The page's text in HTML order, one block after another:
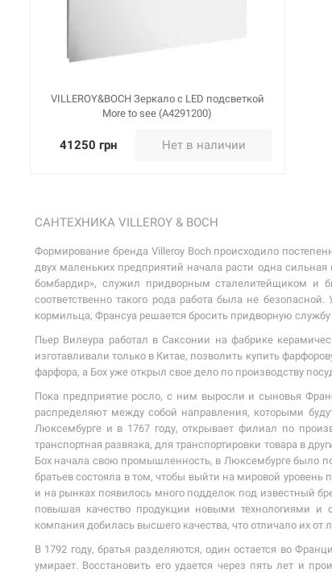
VILLEROY&BOCH Зеркало с LED подсветкой
More to see (A4291200)
41250 грн Нет в наличии
САНТЕХНИКА VILLEROY & BOCH
Формирование бренда Villeroy Boch происходило
двух маленьких предприятий начала расти одна
бомбардир», служил придворным сталелитейщиком и
соответственно такого рода работа была не
кормильца, Франсуа решается бросить придворную
Пьер Вилеура работал в Саксонии на фабрике
изготавливали только в Китае, позволить купить
фарфора, а Бох уже открыл свое дело по производству
Пока предприятие росло, с ним выросли и сыновья
распределяют между собой направления, которыми
Люксембурге и в 1767 году, открывает филиал по
транспортная развязка, для транспортировки товара в
Бох начала свою промышленность, в Люксембурге было
братьев состояла в том, чтобы выйти на мировой уровень
и на рынках появилось много подделок под известный
повышая качество продукции новыми технологиями
компания добилась высшего качества, что отличало их от
В 1792 году, братья разделяются, один остается во
умирает. Восстановить его удается через пять лет и